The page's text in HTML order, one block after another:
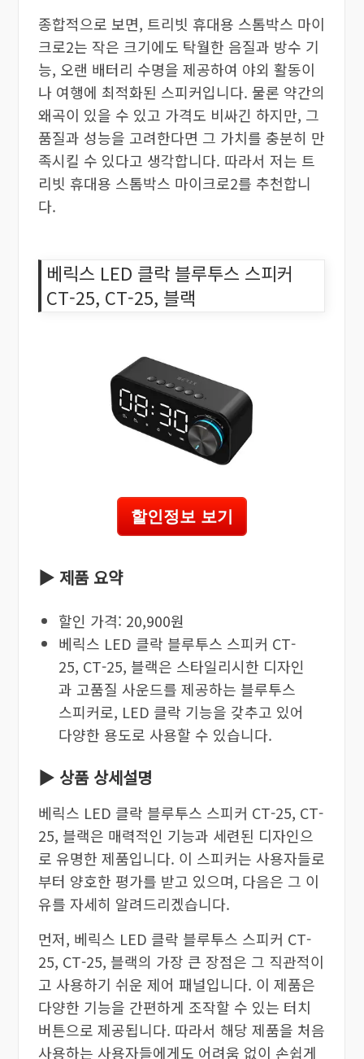
종합적으로 보면, 트리빗 휴대용 스톰박스 마이
크로2는 작은 크기에도 탁월한 음질과 방수 기
능, 오랜 배터리 수명을 제공하여 야외 활동이
나 여행에 최적화된 스피커입니다. 물론 약간의
왜곡이 있을 수 있고 가격도 비싸긴 하지만, 그
품질과 성능을 고려한다면 그 가치를 충분히 만
족시킬 수 있다고 생각합니다. 따라서 저는 트
리빗 휴대용 스톰박스 마이크로2를 추천합니
다.
베릭스 LED 클락 블루투스 스피커
CT-25, CT-25, 블랙
할인정보 보기
▶ 제품 요약
할인 가격: 20,900원
베릭스 LED 클락 블루투스 스피커 CT-
25, CT-25, 블랙은 스타일리시한 디자인
과 고품질 사운드를 제공하는 블루투스
스피커로, LED 클락 기능을 갖추고 있어
다양한 용도로 사용할 수 있습니다.
▶ 상품 상세설명
베릭스 LED 클락 블루투스 스피커 CT-25, CT-
25, 블랙은 매력적인 기능과 세련된 디자인으
로 유명한 제품입니다. 이 스피커는 사용자들로
부터 양호한 평가를 받고 있으며, 다음은 그 이
유를 자세히 알려드리겠습니다.
먼저, 베릭스 LED 클락 블루투스 스피커 CT-
25, CT-25, 블랙의 가장 큰 장점은 그 직관적이
고 사용하기 쉬운 제어 패널입니다. 이 제품은
다양한 기능을 간편하게 조작할 수 있는 터치
버튼으로 제공됩니다. 따라서 해당 제품을 처음
사용하는 사용자들에게도 어려움 없이 손쉽게